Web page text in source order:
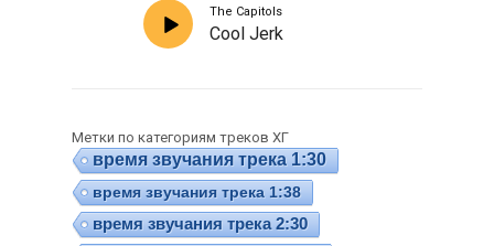
The Capitols
Cool Jerk
Метки по категориям треков ХГ
время звучания трека 1:30
время звучания трека 1:38
время звучания трека 2:30